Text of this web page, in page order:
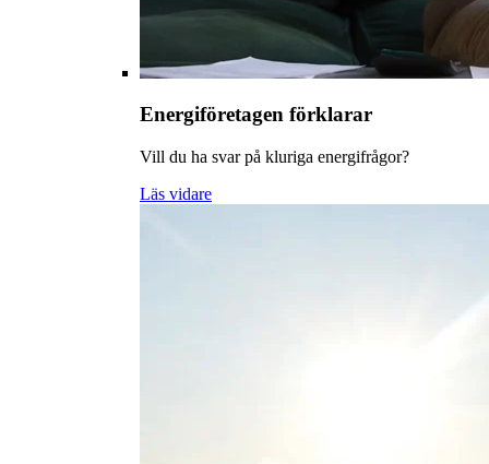
Energiföretagen förklarar
Vill du ha svar på kluriga energifrågor?
Läs vidare